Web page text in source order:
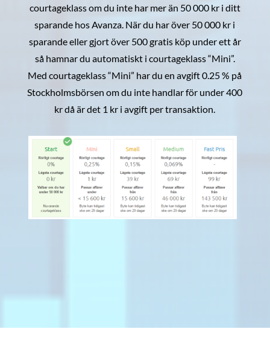
courtageklass om du inte har mer än 50 000 kr i ditt
sparande hos Avanza. När du har över 50 000 kr i
sparande eller gjort över 500 gratis köp under ett år
så hamnar du automatiskt i courtageklass “Mini”.
Med courtageklass “Mini” har du en avgift 0.25 % på
Stockholmsbörsen om du inte handlar för under 400
kr då är det 1 kr i avgift per transaktion.